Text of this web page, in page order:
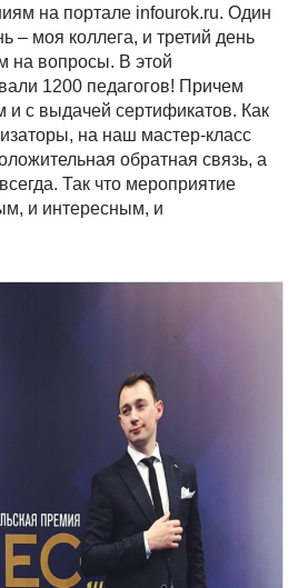
на портале infourok.ru. Один
– моя коллега, и третий день
на вопросы. В этой
1200 педагогов! Причем
и с выдачей сертификатов. Как
на наш мастер-класс
обратная связь, а
Так что мероприятие
и интересным, и